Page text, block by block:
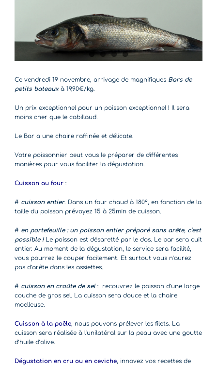
Ce vendredi 19 novembre, arrivage de magnifiques Bars de
petits bateaux à 19,90€/kg.
Un prix exceptionnel pour un poisson exceptionnel ! Il sera
moins cher que le cabillaud.
Le Bar a une chaire raffinée et délicate.
Votre poissonnier peut vous le préparer de différentes
manières pour vous faciliter la dégustation.
Cuisson au four :
# cuisson entier. Dans un four chaud à 180°, en fonction de la
taille du poisson prévoyez 15 à 25min de cuisson.
# en portefeuille : un poisson entier préparé sans arête, c’est
possible !Le poisson est désaretté par le dos. Le bar sera cuit
entier. Au moment de la dégustation, le service sera facilité,
vous pourrez le couper facilement. Et surtout vous n’aurez
pas d’arête dans les assiettes.
# cuisson en croûte de sel: recouvrez le poisson d’une large
couche de gros sel. La cuisson sera douce et la chaire
moelleuse.
Cuisson à la poêle, nous pouvons prélever les filets. La
cuisson sera réalisée à l’unilatéral sur la peau avec une goutte
d’huile d’olive.
Dégustation en cru ou en ceviche, innovez vos recettes de